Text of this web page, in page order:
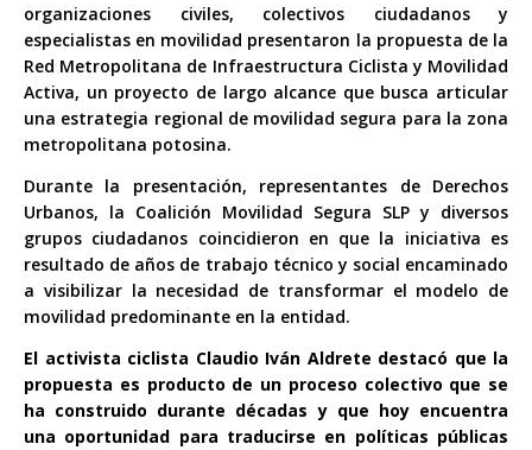
organizaciones civiles, colectivos ciudadanos y
especialistas en movilidad presentaron la propuesta de la
Red Metropolitana de Infraestructura Ciclista y Movilidad
Activa, un proyecto de largo alcance que busca articular
una estrategia regional de movilidad segura para la zona
metropolitana potosina.
Durante la presentación, representantes de Derechos
Urbanos, la Coalición Movilidad Segura SLP y diversos
grupos ciudadanos coincidieron en que la iniciativa es
resultado de años de trabajo técnico y social encaminado
a visibilizar la necesidad de transformar el modelo de
movilidad predominante en la entidad.
El activista ciclista Claudio Iván Aldrete destacó que la
propuesta es producto de un proceso colectivo que se
ha construido durante décadas y que hoy encuentra
una oportunidad para traducirse en políticas públicas